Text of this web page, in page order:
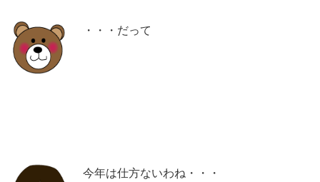
・・・だって
今年は仕方ないわね・・・